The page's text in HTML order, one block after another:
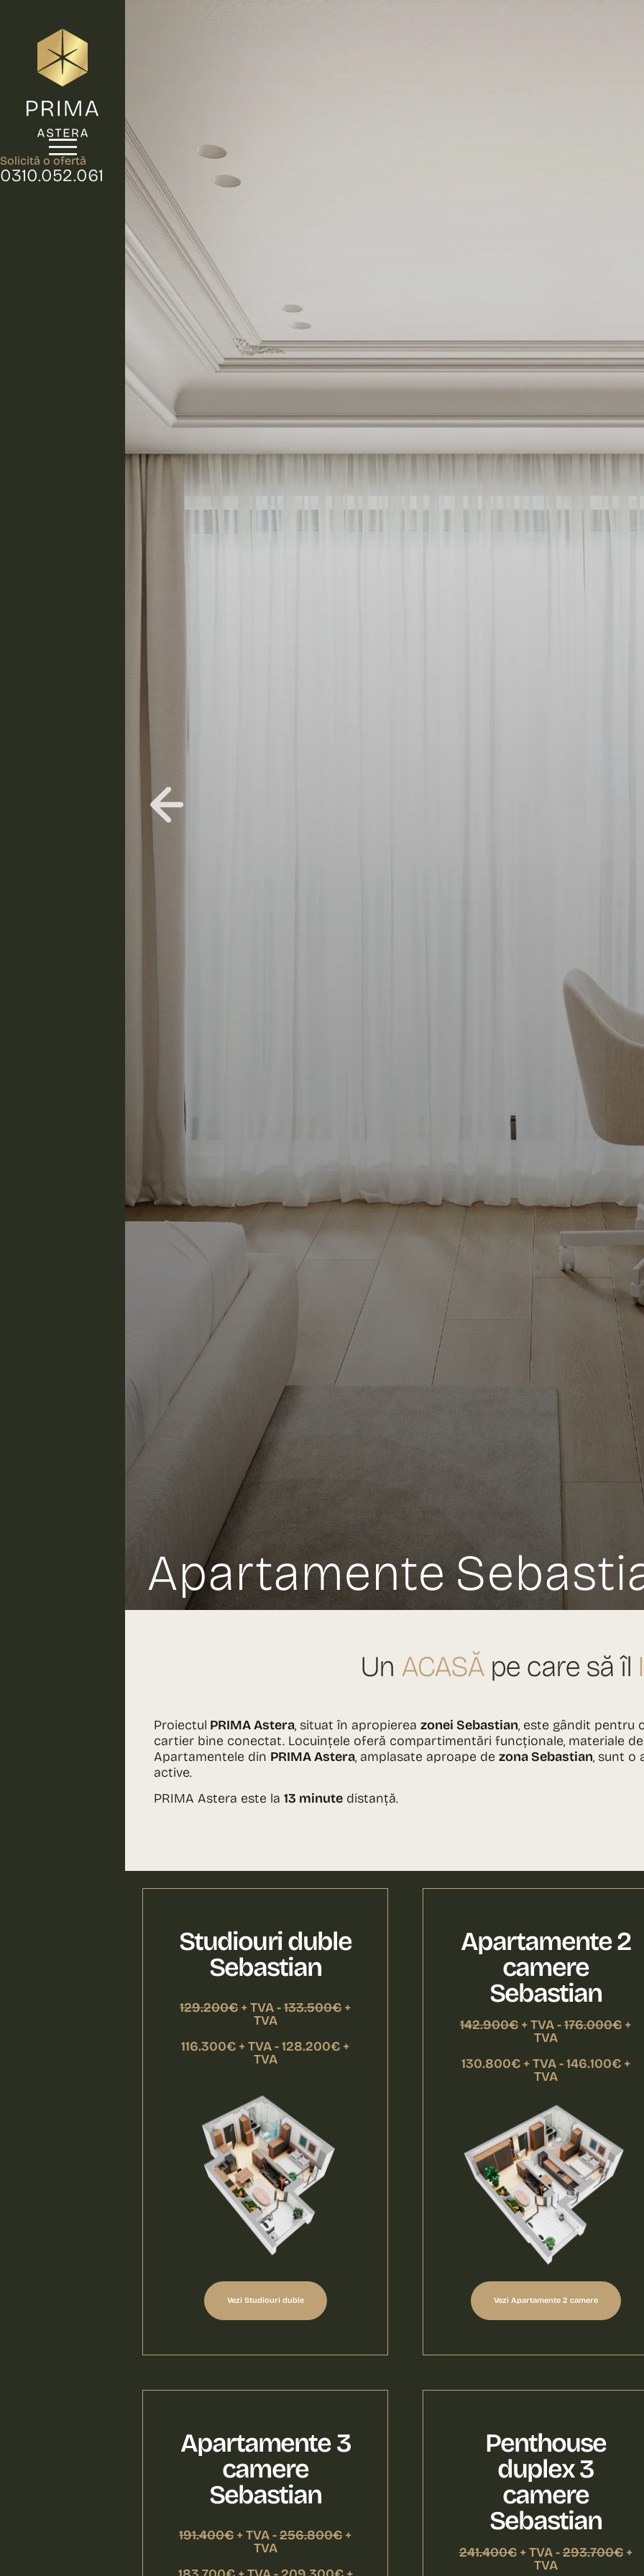
Solicită o ofertă
0310.052.061
Apartamente
Un ACASĂpe care să îl
Proiectul PRIMA Astera, situat în apropiereazonei Sebastian, este gândit pentru
cartier bine conectat. Locuințele oferă compartimentări funcționale, materiale
Apartamentele din PRIMA Astera, amplasate aproape dezona Sebastian, sunt o
active.
PRIMA Astera este la13 minute distanță.
Studiouri duble
Sebastian
129.200€ + TVA -133.500€ +
TVA
116.300€ + TVA - 128.200€ +
TVA
Vezi Studiouri duble
Apartamente 2
camere
Sebastian
142.900€ + TVA -176.000€ +
TVA
130.800€ + TVA - 146.100€ +
TVA
Vezi Apartamente 2 camere
Apartamente 3
camere
Sebastian
191.400€ + TVA -256.800€ +
TVA
Penthouse
duplex 3
camere
Sebastian
241.400€+ TVA -293.700€+
TVA